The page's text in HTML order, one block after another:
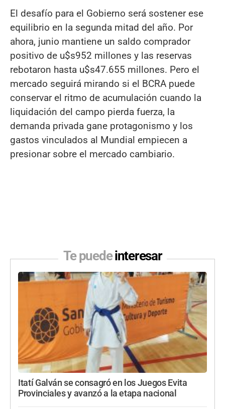
El desafío para el Gobierno será sostener ese
equilibrio en la segunda mitad del año. Por
ahora, junio mantiene un saldo comprador
positivo de u$s952 millones y las reservas
rebotaron hasta u$s47.655 millones. Pero el
mercado seguirá mirando si el BCRA puede
conservar el ritmo de acumulación cuando la
liquidación del campo pierda fuerza, la
demanda privada gane protagonismo y los
gastos vinculados al Mundial empiecen a
presionar sobre el mercado cambiario.
Te puedeinteresar
Itatí Galván se consagró en los Juegos Evita
Provinciales y avanzó a la etapa nacional